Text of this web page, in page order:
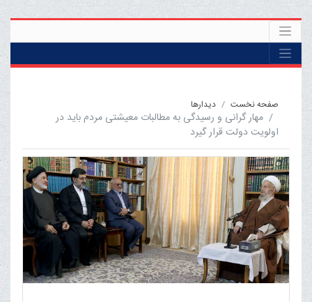
صفحه نخست ديدارها
مهار گرانی و رسیدگی به مطالبات معیشتی مردم باید در
اولویت دولت قرار گیرد